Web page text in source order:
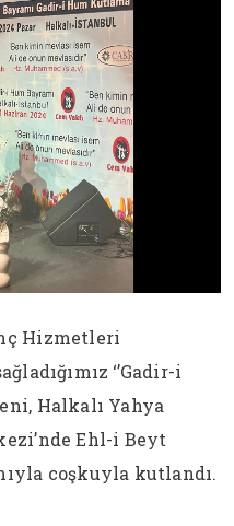
Hizmetleri
‘’Gadir-i
Halkalı Yahya
Ehl-i Beyt
coşkuyla kutlandı.